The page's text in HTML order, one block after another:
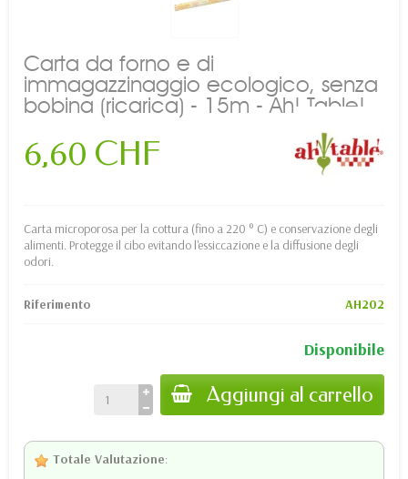
Carta da forno e di
immagazzinaggio ecologico, senza
bobina (ricarica) - 15m - Ah! Table!
6,60 CHF
Carta microporosa per la cottura (fino a 220 ° C) e conservazione degli
alimenti. Protegge il cibo evitando l'essiccazione e la diffusione degli
odori.
Riferimento AH202
Disponibile
Aggiungi al carrello
Totale Valutazione: